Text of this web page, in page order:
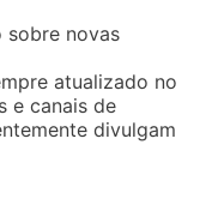
sobre novas
atualizado no
e canais de
divulgam